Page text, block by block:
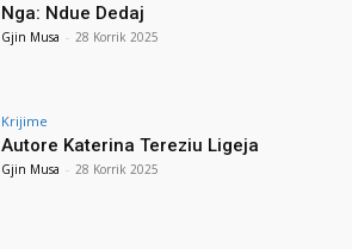
Nga: Ndue Dedaj
Gjin Musa - 28 Korrik 2025
Krijime
Autore Katerina Tereziu Ligeja
Gjin Musa - 28 Korrik 2025